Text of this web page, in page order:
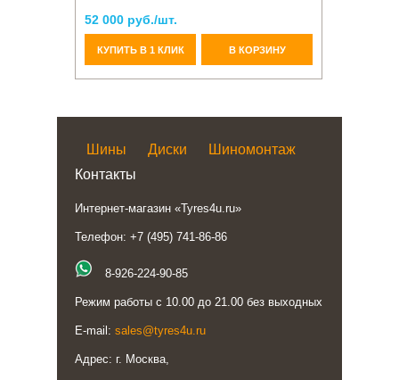
52 000 руб./шт.
КУПИТЬ В 1 КЛИК В КОРЗИНУ
Шины Диски
Шиномонтаж
Контакты
Интернет-магазин «Tyres4u.ru»
Телефон: +7 (495) 741-86-86
8-926-224-90-85
Режим работы с 10.00 до 21.00 без выходных
E-mail: sales@tyres4u.ru
Адрес: г. Москва,